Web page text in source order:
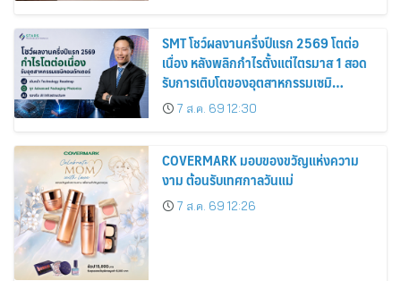
SMT โชว์ผลงานครึ่งปีแรก 2569 โตต่อ
เนื่อง หลังพลิกกำไรตั้งแต่ไตรมาส 1 สอด
รับการเติบโตของอุตสาหกรรมเซมิ
คอนดักเตอร์
7 ส.ค. 69 12:30
COVERMARK มอบของขวัญแห่งความ
งาม ต้อนรับเทศกาลวันแม่
7 ส.ค. 69 12:26